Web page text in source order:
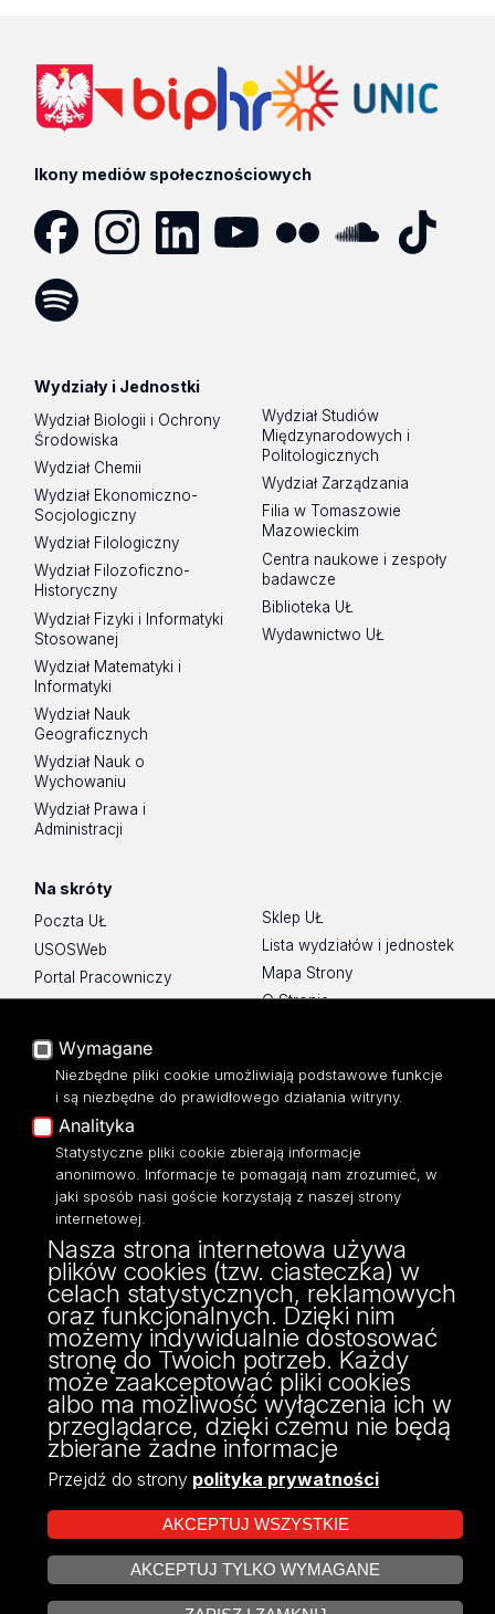
Ikony mediów społecznościowych
Wydziały i Jednostki
Wydział Biologii i Ochrony
Środowiska
Wydział Chemii
Wydział Ekonomiczno-
Socjologiczny
Wydział Filologiczny
Wydział Filozoficzno-
Historyczny
Wydział Fizyki i Informatyki
Stosowanej
Wydział Matematyki i
Informatyki
Wydział Nauk
Geograficznych
Wydział Nauk o
Wychowaniu
Wydział Prawa i
Administracji
Wydział Studiów
Międzynarodowych i
Politologicznych
Wydział Zarządzania
Filia w Tomaszowie
Mazowieckim
Centra naukowe i zespoły
badawcze
Biblioteka UŁ
Wydawnictwo UŁ
Na skróty
Poczta UŁ
USOSWeb
Portal Pracowniczy
Baza Aktów Własnych
Moodle
Eksperci UŁ
Polityka Prywatności
Dostępność
Sklep UŁ
Lista wydziałów i jednostek
Mapa Strony
O Stronie
ul. Narutowicza 68, 90-136 Łódź
NIP: 724 000 32 43
Adres do doręczeń elektronicznych (ADE):
AE:PL-74796-17640-IHHIV-17
KONTAKT
Projekt Multiportalu UŁ współfinansowany z funduszy Unii Europejskiej w
ramach konkursu NCBR
Wymagane
Niezbędne pliki cookie umożliwiają podstawowe funkcje
i są niezbędne do prawidłowego działania witryny.
Analityka
Statystyczne pliki cookie zbierają informacje
anonimowo. Informacje te pomagają nam zrozumieć, w
jaki sposób nasi goście korzystają z naszej strony
internetowej.
Nasza strona internetowa używa
plików cookies (tzw. ciasteczka) w
celach statystycznych, reklamowych
oraz funkcjonalnych. Dzięki nim
możemy indywidualnie dostosować
stronę do Twoich potrzeb. Każdy
może zaakceptować pliki cookies
albo ma możliwość wyłączenia ich w
przeglądarce, dzięki czemu nie będą
zbierane żadne informacje
Przejdź do strony polityka prywatności
AKCEPTUJ WSZYSTKIE
AKCEPTUJ TYLKO WYMAGANE
ZARZĄDZAJ COOKIES